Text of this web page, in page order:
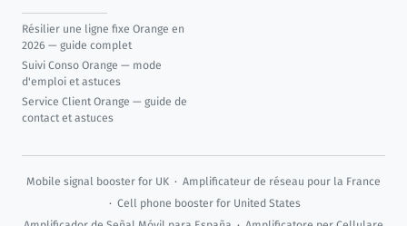
Résilier une ligne fixe Orange en
2026 — guide complet
Suivi Conso Orange — mode
d'emploi et astuces
Service Client Orange — guide de
contact et astuces
Mobile signal booster for UK · Amplificateur de réseau pour la France
· Cell phone booster for United States